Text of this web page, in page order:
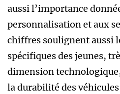
aussi l’importance
personnalisation et aux
chiffres soulignent aussi
spécifiques des jeunes,
dimension
la durabilité des